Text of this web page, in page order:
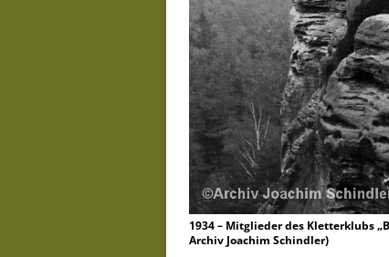
1934 – Mitglieder des Kletterklubs
Archiv Joachim Schindler)